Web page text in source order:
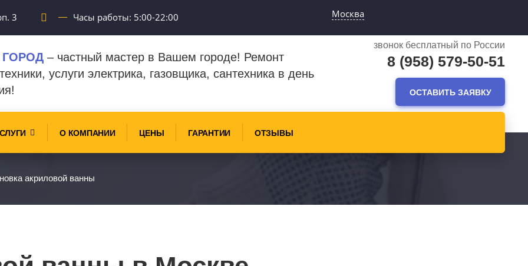
3 Часы работы: 5:00-22:00 Москва
ГОРОД – частный мастер в Вашем городе! Ремонт
услуги электрика, газовщика, сантехника в день
звонок бесплатный по России
8 (958) 579-50-51
ОСТАВИТЬ ЗАЯВКУ
О КОМПАНИИ ЦЕНЫ ГАРАНТИИ ОТЗЫВЫ
акриловой ванны